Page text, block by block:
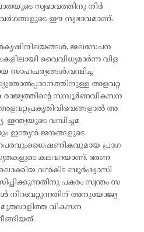
സ്വഭാവത്തിനു നിർ
ഈ സ്വഭാവമാണ്.
ജലസേചന
വൈവിധ്യമാർന്ന വിള
അളവറ്റ
രാജ്യത്തിന്റെ സമ്പൂർണവികസന
അ
വമ്പിച്ചമ
ഇന്ത്യൻ ജനങ്ങളുടെ
പ്രാഗ
കലവറയാണ്. ഭരണ
വൻകിട ബൂർഷ്വാസി
പകരം സ്വന്തം സ
നിറവേറ്റുന്നതിന് അനുയോജ്യ
വികസന